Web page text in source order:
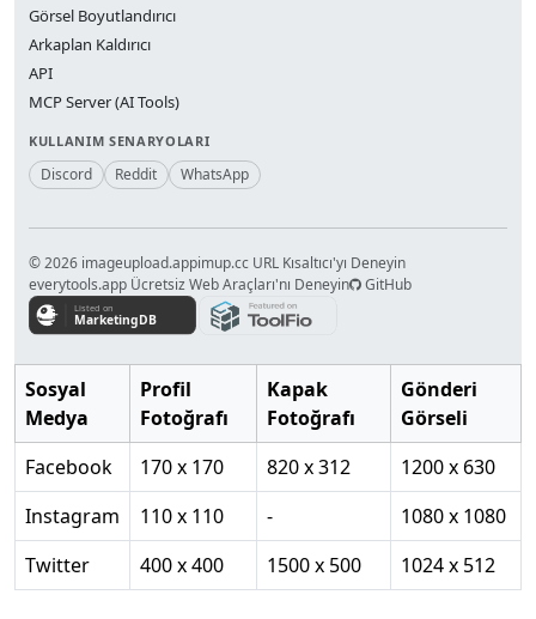
Görsel Boyutlandırıcı
Arkaplan Kaldırıcı
API
MCP Server (AI Tools)
KULLANIM SENARYOLARI
Discord Reddit WhatsApp
© 2026 imageupload.appimup.cc URL Kısaltıcı'yı Deneyin
everytools.app Ücretsiz Web Araçları'nı Deneyin
GitHub
Sosyal
Medya
Profil
Fotoğrafı
Kapak
Fotoğrafı
Gönderi
Görseli
Facebook
170 x 170 820 x 312
1200 x 630
Instagram
110 x 110 -
1080 x 1080
Twitter
400 x 400 1500 x 500 1024 x 512